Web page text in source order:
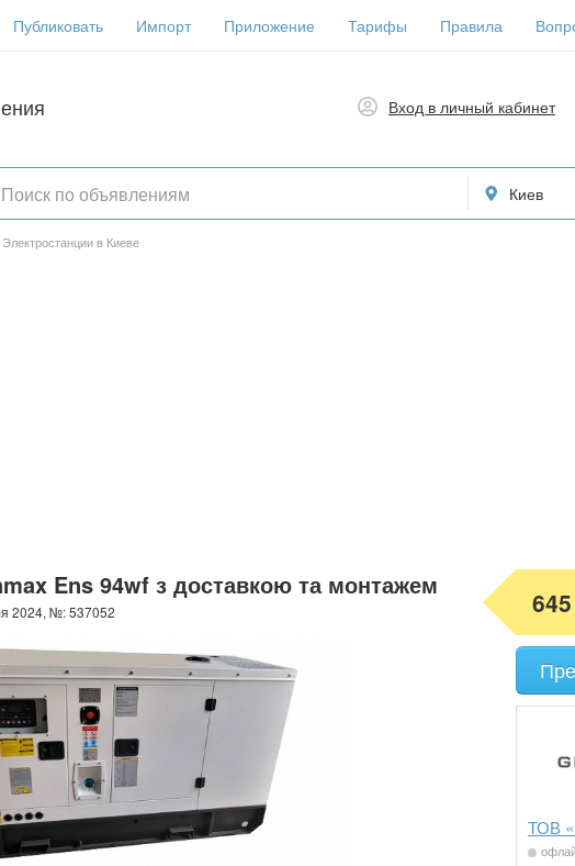
Публиковать Импорт Приложение Тарифы Правила
Вход в личный кабинет
Киев
Электростанции в Киеве
Ens 94wf з доставкою та монтажем
2024, №: 537052
ТОВ